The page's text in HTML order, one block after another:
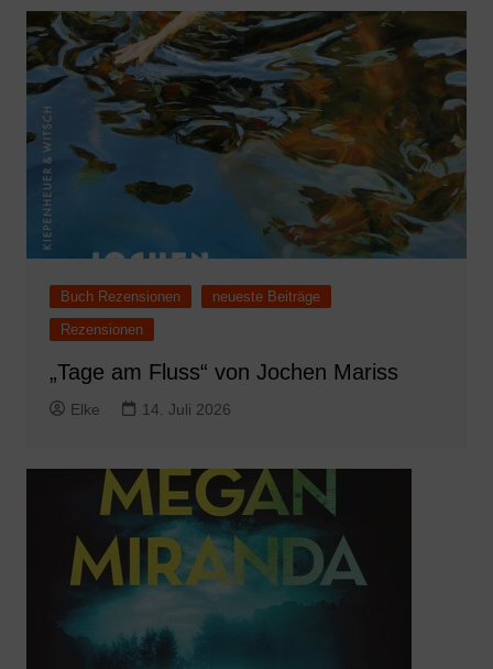
Buch Rezensionen
neueste Beiträge
Rezensionen
„Tage am Fluss“ von Jochen Mariss
Elke 14. Juli 2026